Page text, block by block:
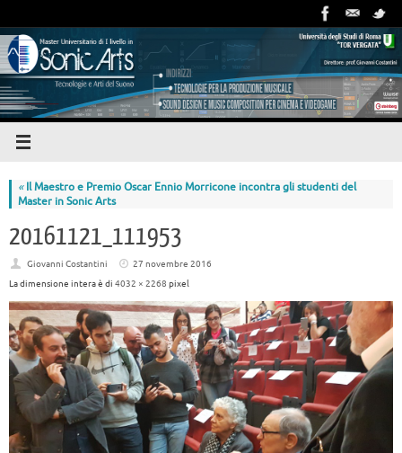
«Il Maestro e Premio Oscar Ennio Morricone incontra gli studenti del
Master in Sonic Arts
20161121_111953
Giovanni Costantini
27 novembre 2016
La dimensione intera è di 4032 × 2268 pixel